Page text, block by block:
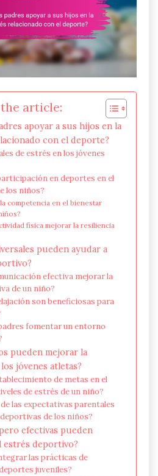
article:
apoyar a sus hijos en la
con el deporte?
de estrés en los jóvenes
en deportes en el
los niños?
competencia en el bienestar
física mejorar la resiliencia
pueden ayudar a
efectiva mejorar la
de un niño?
son beneficiosas para
fomentar un entorno
pueden mejorar la
jóvenes atletas?
de metas en el
de estrés de un niño?
las expectativas parentales
de los niños?
efectivas pueden
estrés deportivo?
las prácticas de
juveniles?